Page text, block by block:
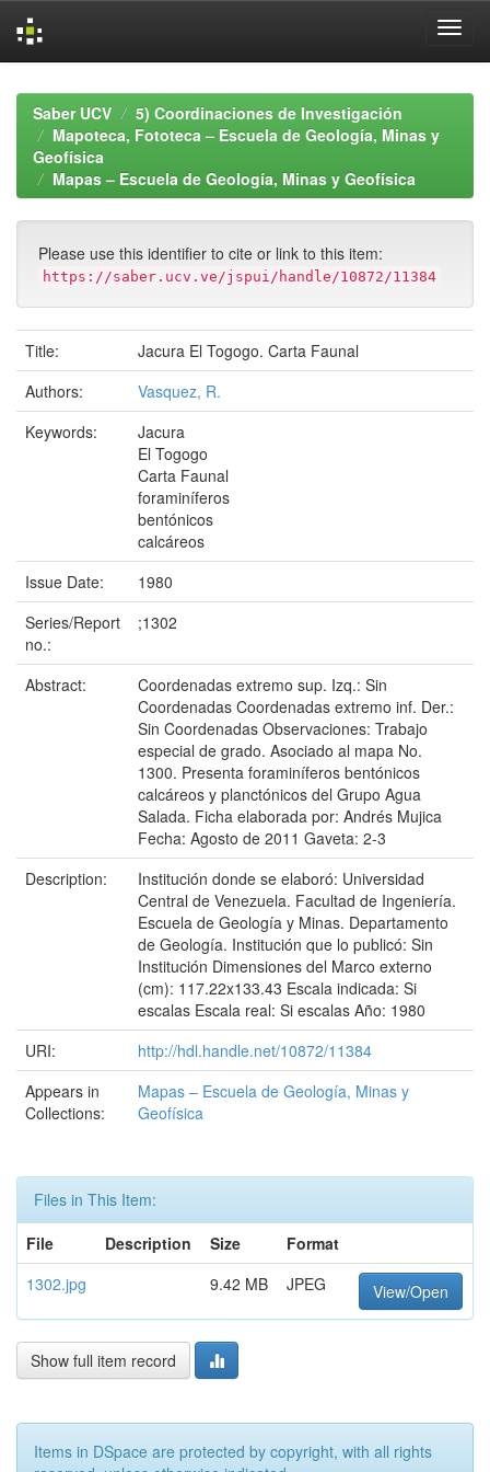
navigationSaber UCV
5) Coordinaciones de Investigación
Mapoteca, Fototeca – Escuela de Geología, Minas y
Geofísica
Mapas – Escuela de Geología, Minas y Geofísica
Please use this identifier to cite or link to this item:
https://saber.ucv.ve/jspui/handle/10872/11384
Title:
Jacura El Togogo. Carta Faunal
Authors:
Vasquez, R.
Keywords:
Jacura
El Togogo
Carta Faunal
foraminíferos
bentónicos
calcáreos
Issue Date:
1980
Series/Report
no.:
;1302
Abstract:
Coordenadas extremo sup. Izq.: Sin
Coordenadas Coordenadas extremo inf. Der.:
Sin Coordenadas Observaciones: Trabajo
especial de grado. Asociado al mapa No.
1300. Presenta foraminíferos bentónicos
calcáreos y planctónicos del Grupo Agua
Salada. Ficha elaborada por: Andrés Mujica
Fecha: Agosto de 2011 Gaveta: 2-3
Description:
Institución donde se elaboró: Universidad
Central de Venezuela. Facultad de Ingeniería.
Escuela de Geología y Minas. Departamento
de Geología. Institución que lo publicó: Sin
Institución Dimensiones del Marco externo
(cm): 117.22x133.43 Escala indicada: Si
escalas Escala real: Si escalas Año: 1980
URI:
http://hdl.handle.net/10872/11384
Appears in
Collections:
Mapas – Escuela de Geología, Minas y
Geofísica
Files in This Item:
File
Description Size
Format
1302.jpg
9.42 MB JPEG View/Open
Show full item record
Items in DSpace are protected by copyright, with all rights